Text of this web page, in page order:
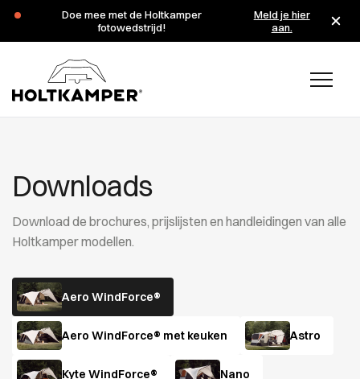
Doe mee met de Holtkamper
fotowedstrijd!
Meld je hier
aan.
Downloads
Download de brochures, prijslijsten en handleidingen van alle
Holtkamper modellen.
Aero WindForce®
Aero WindForce® met keuken Astro
Kyte WindForce® Nano